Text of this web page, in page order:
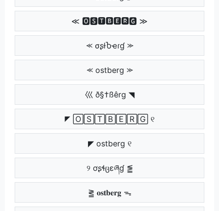
≪ 🅾🆂🆃🅱🅴🆁🅶 ≫
⪻ σʂƚႦҽɾɠ ⪼
⪻ ostberg ⪼
巛 ð§†ßêrg ◥
◤ 🄾🅂🅃🄱🄴🅁🄶 ୧
◤ ostberg ୧
୨ ơʂɬცɛཞɠ ⪑
⪒ 𝐨𝐬𝐭𝐛𝐞𝐫𝐠 ᯓ